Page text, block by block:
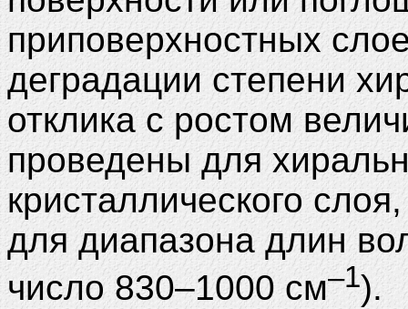
приповерхностных
деградации степени
отклика с ростом
проведены для
кристаллического
для диапазона длин
число 830–1000 см–1).